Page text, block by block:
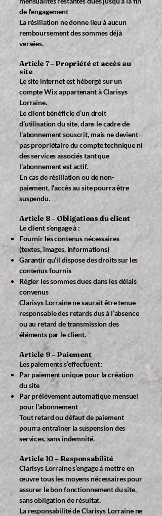
de l’engagement
La résiliation ne donne lieu à aucun
remboursement des sommes déjà
versées.
Article 7 – Propriété et accès au
site
Le site internet est hébergé sur un
compte Wix appartenant à Clarisys
Lorraine.
Le client bénéficie d’un droit
d’utilisation du site, dans le cadre de
l’abonnement souscrit, mais ne devient
pas propriétaire du compte technique ni
des services associés tant que
l’abonnement est actif.
En cas de résiliation ou de non-
paiement, l’accès au site pourra être
suspendu.
Article 8 – Obligations du client
Le client s’engage à :
Fournir les contenus nécessaires
(textes, images, informations)
Garantir qu’il dispose des droits sur les
contenus fournis
Régler les sommes dues dans les délais
convenus
Clarisys Lorraine ne saurait être tenue
responsable des retards dus à l’absence
ou au retard de transmission des
éléments par le client.
Article 9 – Paiement
Les paiements s’effectuent :
Par paiement unique pour la création
du site
Par prélèvement automatique mensuel
pour l’abonnement
Tout retard ou défaut de paiement
pourra entraîner la suspension des
services, sans indemnité.
Article 10 – Responsabilité
Clarisys Lorraine s’engage à mettre en
œuvre tous les moyens nécessaires pour
assurer le bon fonctionnement du site,
sans obligation de résultat.
La responsabilité de Clarisys Lorraine ne